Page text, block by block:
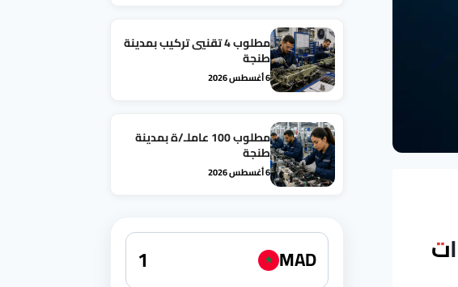
مطلوب 4 تقنيي تركيب بمدينة
طنجة
6 أغسطس 2026
مطلوب 100 عاملـ/ة بمدينة
طنجة
6 أغسطس 2026
★ MAD